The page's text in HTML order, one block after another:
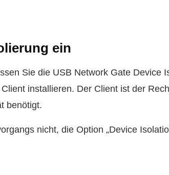
ein
Sie die USB Network Gate Device
installieren. Der Client ist der
benötigt.
nicht, die Option „Device